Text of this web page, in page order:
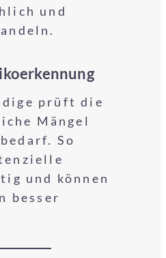
und
prüft die
Mängel
So
und können
besser